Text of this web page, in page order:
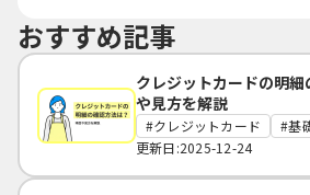
おすすめ記事
クレジットカードの明
や見方を解説
クレジットカード 基
更新日:2025-12-24